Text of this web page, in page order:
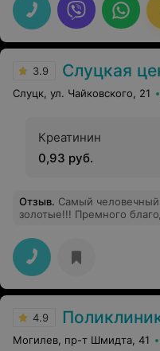
3.9 Слуцкая центральная
Слуцк, ул. Чайковского, 21
Креатинин
0,93 руб.
Отзыв. Самый человечный
золотые!!!
4.9 Поликлиника №
Могилев, пр-т Шмидта, 41